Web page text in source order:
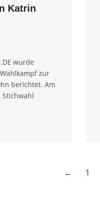
Katrin
wurde
zur
berichtet. Am
← 1